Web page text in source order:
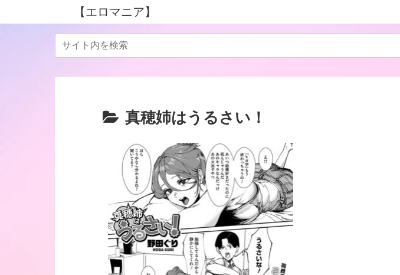
【エロマニア】
真穂姉はうるさい！